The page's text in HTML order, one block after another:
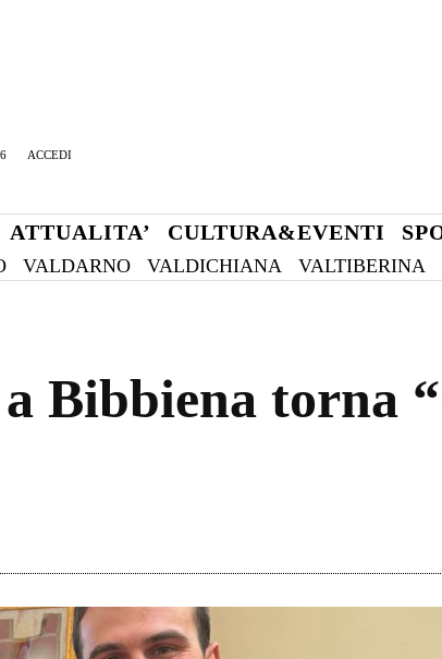
ACCEDI
ATTUALITA’ CULTURA&EVENTI
VALDARNO VALDICHIANA VALTIBERINA
Bibbiena torna